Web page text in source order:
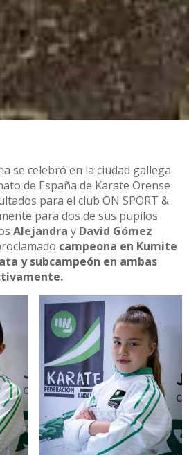
se celebró en la ciudad gallega
de España de Karate Orense
para el club ON SPORT &
para dos de sus pupilos
Alejandra y David Gómez
campeona en Kumite
y subcampeón en ambas